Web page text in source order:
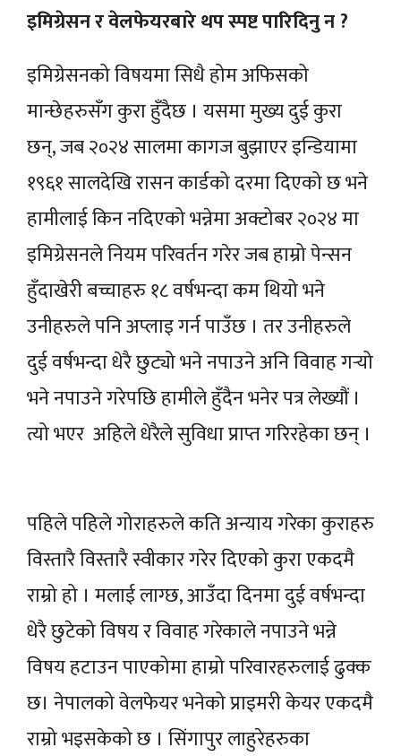
इमिग्रेसन र वेलफेयरबारे थप स्पष्ट पारिदिनु न ?
इमिग्रेसनको विषयमा सिधै होम अफिसको
मान्छेहरुसँग कुरा हुँदैछ । यसमा मुख्य दुई कुरा
छन्, जब २०२४ सालमा कागज बुझाएर इन्डियामा
१९६१ सालदेखि रासन कार्डको दरमा दिएको छ भने
हामीलाई किन नदिएको भन्नेमा अक्टोबर २०२४ मा
इमिग्रेसनले नियम परिवर्तन गरेर जब हाम्रो पेन्सन
हुँदाखेरी बच्चाहरु १८ वर्षभन्दा कम थियो भने
उनीहरुले पनि अप्लाइ गर्न पाउँछ । तर उनीहरुले
दुई वर्षभन्दा धेरै छुट्यो भने नपाउने अनि विवाह गर्‍यो
भने नपाउने गरेपछि हामीले हुँदैन भनेर पत्र लेख्यौं ।
त्यो भएर अहिले धेरैले सुविधा प्राप्त गरिरहेका छन् ।
पहिले पहिले गोराहरुले कति अन्याय गरेका कुराहरु
विस्तारै विस्तारै स्वीकार गरेर दिएको कुरा एकदमै
राम्रो हो । मलाई लाग्छ, आउँदा दिनमा दुई वर्षभन्दा
धेरै छुटेको विषय र विवाह गरेकाले नपाउने भन्ने
विषय हटाउन पाएकोमा हाम्रो परिवारहरुलाई ढुक्क
छ। नेपालको वेलफेयर भनेको प्राइमरी केयर एकदमै
राम्रो भइसकेको छ । सिंगापुर लाहुरेहरुका